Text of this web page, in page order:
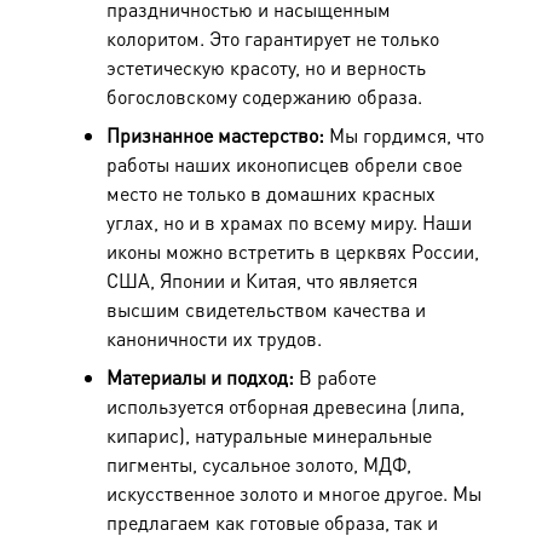
праздничностью и насыщенным
колоритом. Это гарантирует не только
эстетическую красоту, но и верность
богословскому содержанию образа.
Признанное мастерство: Мы гордимся, что
работы наших иконописцев обрели свое
место не только в домашних красных
углах, но и в храмах по всему миру. Наши
иконы можно встретить в церквях России,
США, Японии и Китая , что является
высшим свидетельством качества и
каноничности их трудов.
Материалы и подход: В работе
используется отборная древесина (липа,
кипарис), натуральные минеральные
пигменты, сусальное золото, МДФ,
искусственное золото и многое другое. Мы
предлагаем как готовые образа, так и